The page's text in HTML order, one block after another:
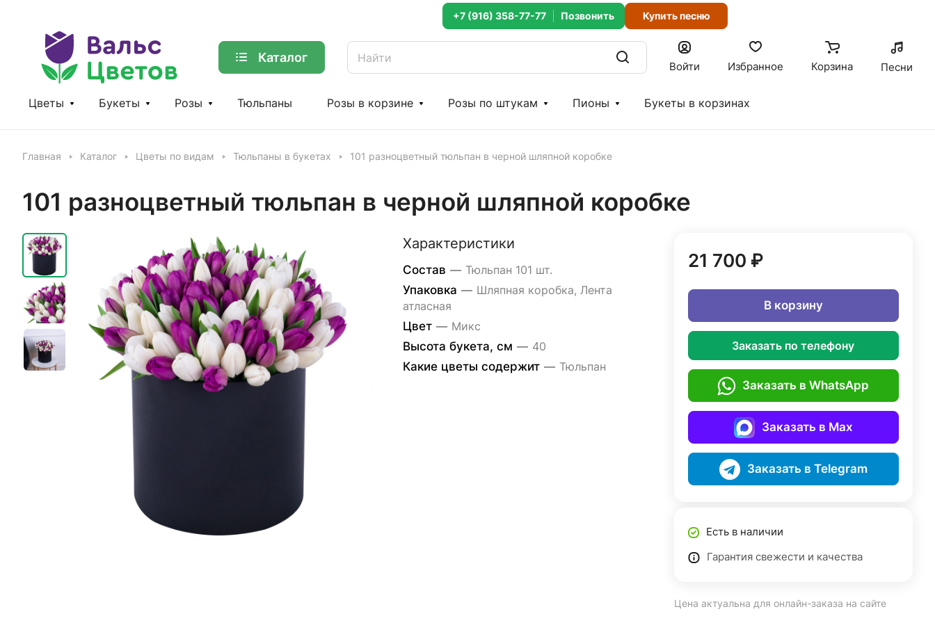
+7 (916) 358-77-77 Купить песню
Каталог
Войти Избранное Корзина Песни
Цветы Букеты Розы Тюльпаны Розы в корзине Розы по штукам Пионы Букеты в корзинах
Главная Каталог Цветы по видам Тюльпаны в букетах 101 разноцветный тюльпан в черной шляпной коробке
101 разноцветный тюльпан в черной шляпной коробке
Характеристики
Состав — Тюльпан 101 шт.
Упаковка — Шляпная коробка, Лента
атласная
Цвет — Микс
Высота букета, см — 40
Какие цветы содержит — Тюльпан
21 700 ₽
В корзину
Заказать по телефону
Заказать в WhatsApp
Заказать в Max
Заказать в Telegram
Есть в наличии
Гарантия свежести и качества
Цена актуальна для онлайн-заказа на сайте